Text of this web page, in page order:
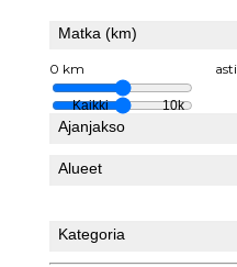
Matka (km)
0 km asti
Kaikki 10k
Ajanjakso
Alueet
Kategoria